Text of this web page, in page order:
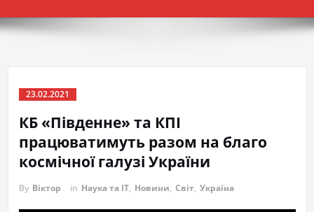
23.02.2021
КБ «Південне» та КПІ
працюватимуть разом на благо
космічної галузі України
By Віктор in Наука та IT, Новини, Світ, Україна